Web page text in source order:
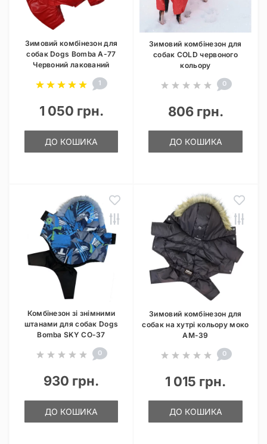
Зимовий комбінезон для
собак Dogs Bomba A-77
Червоний лакований
1
1 050 грн.
ДО КОШИКА
Зимовий комбінезон для
собак COLD червоного
кольору
0
806 грн.
ДО КОШИКА
Комбінезон зі знімними
штанами для собак Dogs
Bomba SKY CO-37
0
930 грн.
ДО КОШИКА
Зимовий комбінезон для
собак на хутрі кольору моко
AM-39
0
1 015 грн.
ДО КОШИКА